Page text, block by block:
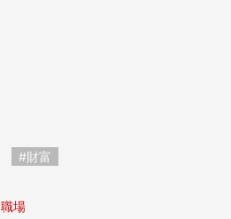
#財富
職場